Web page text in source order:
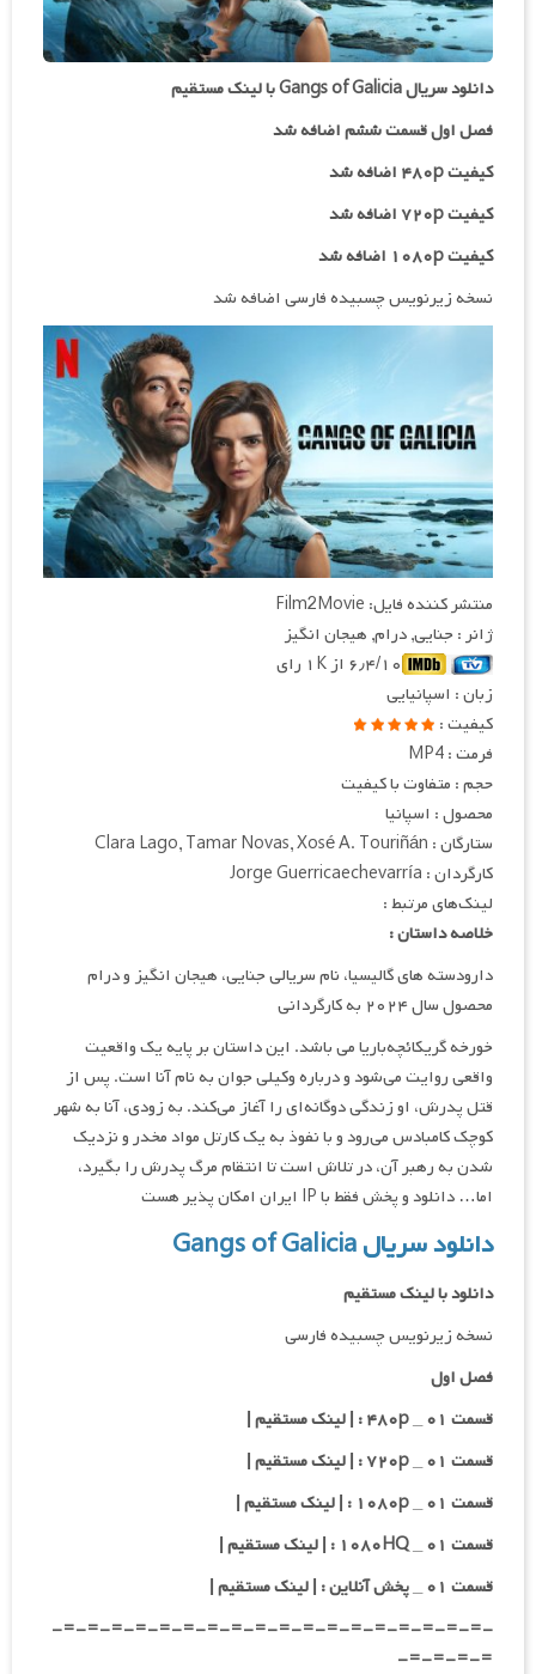
دانلود سریال Gangs of Galicia با لینک مستقیم
فصل اول قسمت ششم اضافه شد
کیفیت ۴۸۰p اضافه شد
کیفیت ۷۲۰p
اضافه شد
کیفیت ۱۰۸۰p اضافه شد
نسخه زیرنویس چسبیده فارسی اضافه شد
منتشر کننده فایل: Film2Movie
ژانر : جنایی, درام, هیجان انگیز
۶٫۴/۱۰ از ۱K رای
زبان : اسپانیایی
کیفیت :
فرمت : MP4
حجم : متفاوت با کیفیت
محصول : اسپانیا
ستارگان : Clara Lago, Tamar Novas, Xosé A. Touriñán
کارگردان : Jorge Guerricaechevarría
لینک‌های مرتبط :
خلاصه داستان :
دارودسته های گالیسیا، نام سریالی جنایی، هیجان انگیز و درام
محصول سال ۲۰۲۴ به کارگردانی
خورخه گریکائچه‌باریا می باشد. این داستان بر پایه یک واقعیت
واقعی روایت می‌شود و درباره وکیلی جوان به نام آنا است. پس از
قتل پدرش، او زندگی دوگانه‌ای را آغاز می‌کند. به زودی، آنا به شهر
کوچک کامبادس می‌رود و با نفوذ به یک کارتل مواد مخدر و نزدیک
شدن به رهبر آن، در تلاش است تا انتقام مرگ پدرش را بگیرد،
اما… دانلود و پخش فقط با IP ایران امکان پذیر هست
دانلود سریال Gangs of Galicia
دانلود با لینک مستقیم
نسخه زیرنویس چسبیده فارسی
فصل اول
قسمت ۰۱ _ ۴۸۰p : | لینک مستقیم |
قسمت ۰۱ _ ۷۲۰p : | لینک مستقیم |
قسمت ۰۱ _ ۱۰۸۰p : | لینک مستقیم |
قسمت ۰۱ _ ۱۰۸۰HQ : | لینک مستقیم |
قسمت ۰۱ _ پخش آنلاین : | لینک مستقیم |
-=-=-=-=-=-=-=-=-=-=-=-=-=-=-=-=-=-=-
=-=-=-=-